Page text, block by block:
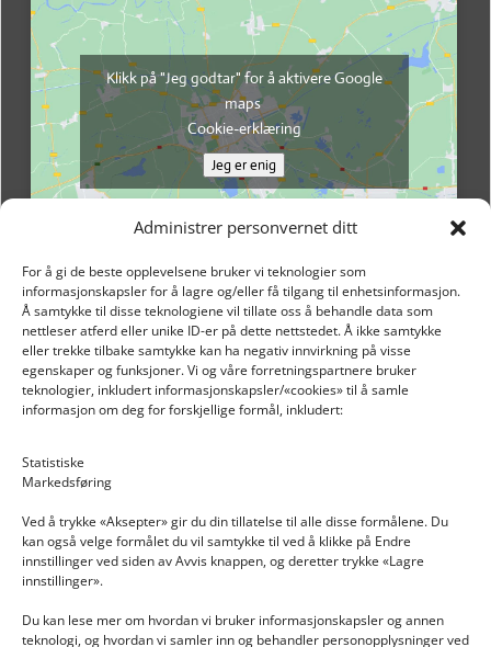
Administrer personvernet ditt
For å gi de beste opplevelsene bruker vi teknologier som
informasjonskapsler for å lagre og/eller få tilgang til enhetsinformasjon.
Å samtykke til disse teknologiene vil tillate oss å behandle data som
nettleser atferd eller unike ID-er på dette nettstedet. Å ikke samtykke
eller trekke tilbake samtykke kan ha negativ innvirkning på visse
egenskaper og funksjoner. Vi og våre forretningspartnere bruker
teknologier, inkludert informasjonskapsler/«cookies» til å samle
informasjon om deg for forskjellige formål, inkludert:
Statistiske
Markedsføring
Ved å trykke «Aksepter» gir du din tillatelse til alle disse formålene. Du
kan også velge formålet du vil samtykke til ved å klikke på Endre
innstillinger ved siden av Avvis knappen, og deretter trykke «Lagre
innstillinger».
Du kan lese mer om hvordan vi bruker informasjonskapsler og annen
teknologi, og hvordan vi samler inn og behandler personopplysninger ved
Klikk på "Jeg godtar" for å aktivere Google
maps
Cookie-erklæring
Jeg er enig
INFORMASJON